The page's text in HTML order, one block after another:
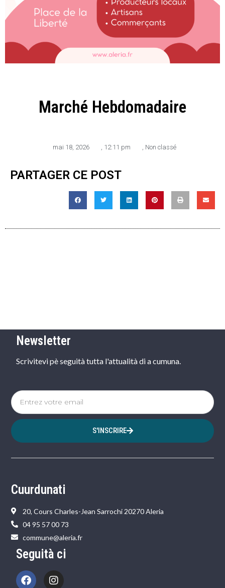
Marché Hebdomadaire
mai 18, 2026 , 12:11 pm , Non classé
PARTAGER CE POST
Newsletter
Scrivitevi pè seguità tutta l'attualità di a cumuna.
S'INSCRIRE
Cuurdunati
20, Cours Charles-Jean Sarrochi 20270 Aleria
04 95 57 00 73
commune@aleria.fr
Seguità ci